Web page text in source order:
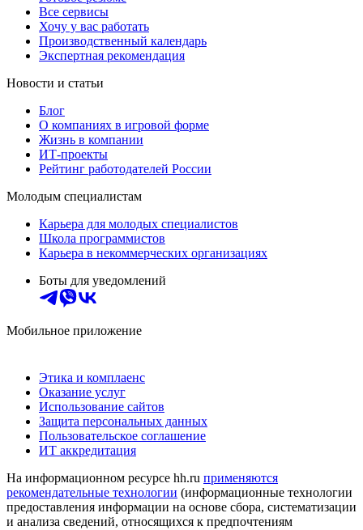
Все сервисы
Хочу у вас работать
Производственный календарь
Экспертная рекомендация
Новости и статьи
Блог
О компаниях в игровой форме
Жизнь в компании
ИТ-проекты
Рейтинг работодателей России
Молодым специалистам
Карьера для молодых специалистов
Школа программистов
Карьера в некоммерческих организациях
Боты для уведомлений
Мобильное приложение
Этика и комплаенс
Оказание услуг
Использование сайтов
Защита персональных данных
Пользовательское соглашение
ИТ аккредитация
На информационном ресурсе hh.ru применяются
рекомендательные технологии (информационные технологии
предоставления информации на основе сбора, систематизации
и анализа сведений, относящихся к предпочтениям